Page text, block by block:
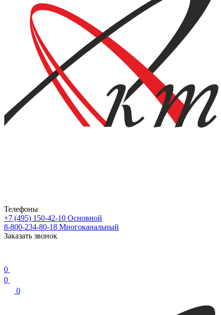
Телефоны
+7 (495) 150-42-10 Основной
8-800-234-80-18 Многоканальный
Заказать звонок
0
0
0